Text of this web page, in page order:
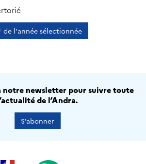
de l'année sélectionnée
notre newsletter pour suivre toute
de l’Andra.
S’abonner